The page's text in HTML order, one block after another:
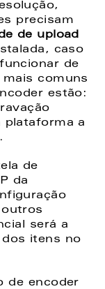
precisam
de upload
caso
de
comuns
estão:
plataforma a
de
da
será a
itens no
de encoder